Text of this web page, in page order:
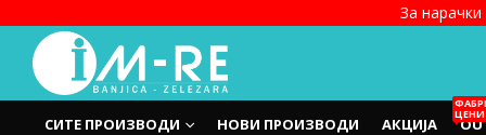
За
СИТЕ ПРОИЗВОДИ НОВИ ПРОИЗВОДИ АКЦИЈА
ЦЕНИ